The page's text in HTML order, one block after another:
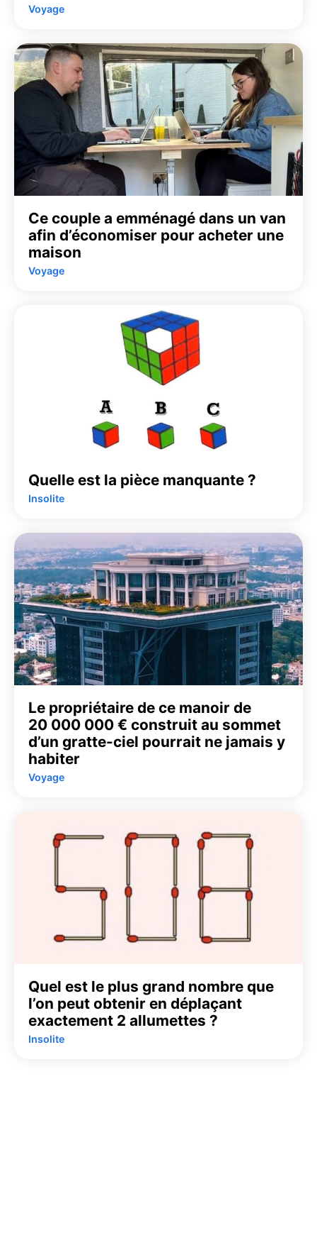
Voyage
Ce couple a emménagé dans un van
afin d’économiser pour acheter une
maison
Voyage
Quelle est la pièce manquante ?
Insolite
Le propriétaire de ce manoir de
20 000 000 € construit au sommet
d’un gratte-ciel pourrait ne jamais y
habiter
Voyage
Quel est le plus grand nombre que
l’on peut obtenir en déplaçant
exactement 2 allumettes ?
Insolite